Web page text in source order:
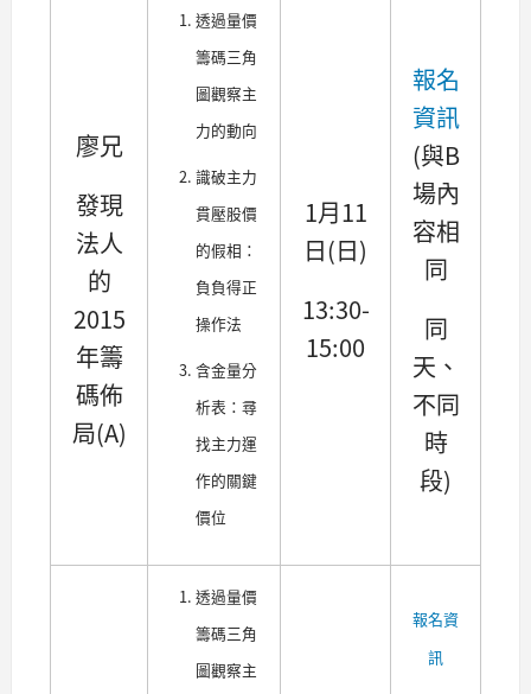
廖兄
發現
法人
的
2015
年籌
碼佈
局(A)
透過量價
籌碼三角
圖觀察主
力的動向
識破主力
貫壓股價
的假相：
負負得正
操作法
含金量分
析表：尋
找主力運
作的關鍵
價位
1月11
日(日)
13:30-
15:00
報名
資訊
(與B
場內
容相
同
同
天、
不同
時
段)
透過量價
籌碼三角
圖觀察主
報名資
訊